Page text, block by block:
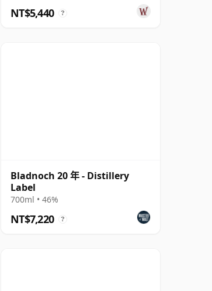
NT$5,440 ?
Bladnoch 20 年 - Distillery
Label
700ml • 46%
NT$7,220 ?